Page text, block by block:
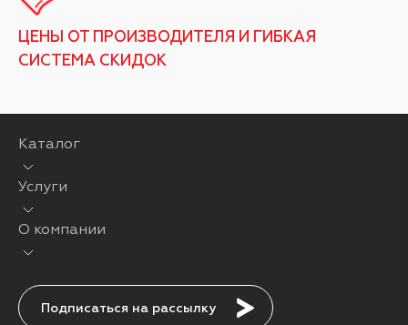
ЦЕНЫ ОТ ПРОИЗВОДИТЕЛЯ И ГИБКАЯ
СИСТЕМА СКИДОК
Каталог
Услуги
О компании
Подписаться